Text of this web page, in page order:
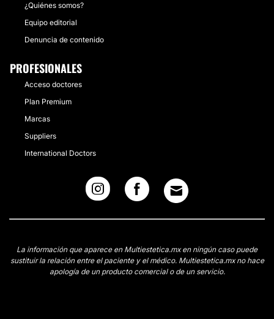
¿Quiénes somos?
Equipo editorial
Denuncia de contenido
PROFESIONALES
Acceso doctores
Plan Premium
Marcas
Suppliers
International Doctors
La información que aparece en Multiestetica.mx en ningún caso puede
sustituir la relación entre el paciente y el médico. Multiestetica.mx no hace
apología de un producto comercial o de un servicio.